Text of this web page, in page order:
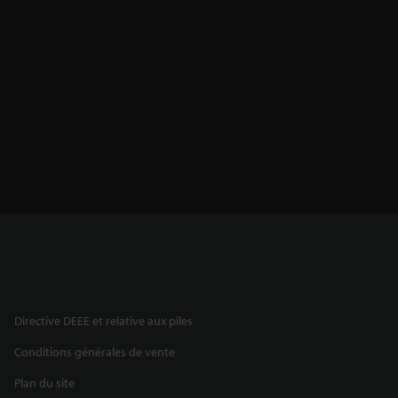
Directive DEEE et relative aux piles
Conditions générales de vente
Plan du site